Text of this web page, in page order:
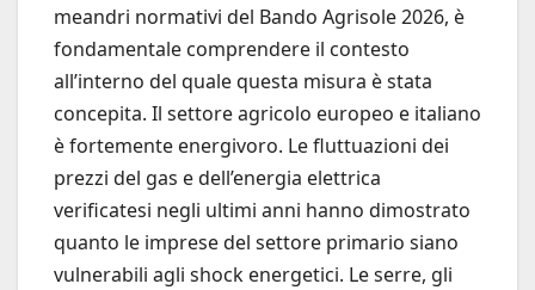
meandri normativi del Bando Agrisole 2026, è
fondamentale comprendere il contesto
all’interno del quale questa misura è stata
concepita. Il settore agricolo europeo e italiano
è fortemente energivoro. Le fluttuazioni dei
prezzi del gas e dell’energia elettrica
verificatesi negli ultimi anni hanno dimostrato
quanto le imprese del settore primario siano
vulnerabili agli shock energetici. Le serre, gli